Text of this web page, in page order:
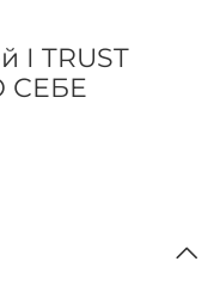
I TRUST
СЕБЕ